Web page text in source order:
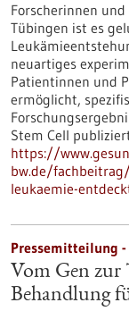
Forscherinnen
Tübingen ist es
neuartiges
Patientinnen und
ermöglicht,
Stem Cell
https://
bw.de/
leukaemie-
Pressemitteilung -
Vom Gen zur
Behandlung